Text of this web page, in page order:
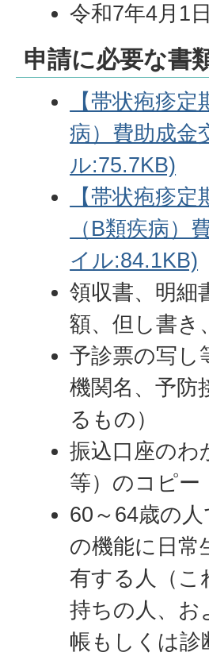
令和7年4月1
申請に必要な書
【帯状疱疹
病）費助成金
ル:75.7KB)
【帯状疱疹
（B類疾病）
イル:84.1KB)
領収書、明細
額、但し書き
予診票の写し
機関名、予防
るもの）
振込口座のわ
等）のコピー
60～64歳の
の機能に日常
有する人（こ
持ちの人、お
帳もしくは診